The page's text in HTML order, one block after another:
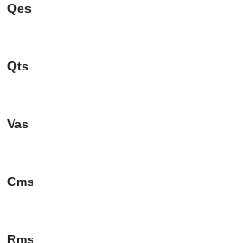
Qes
Qts
Vas
Cms
Rms